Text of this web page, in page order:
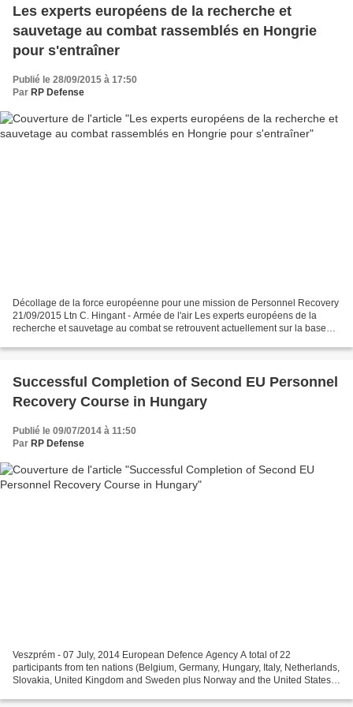
Les experts européens de la recherche et
sauvetage au combat rassemblés en Hongrie
pour s'entraîner
Publié le 28/09/2015 à 17:50
Par RP Defense
Décollage de la force européenne pour une mission de Personnel Recovery
21/09/2015 Ltn C. Hingant - Armée de l'air Les experts européens de la
recherche et sauvetage au combat se retrouvent actuellement sur la base
Successful Completion of Second EU Personnel
Recovery Course in Hungary
Publié le 09/07/2014 à 11:50
Par RP Defense
Veszprém - 07 July, 2014 European Defence Agency A total of 22
participants from ten nations (Belgium, Germany, Hungary, Italy, Netherlands,
Slovakia, United Kingdom and Sweden plus Norway and the United States)